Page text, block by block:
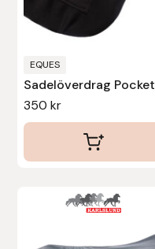
EQUES
Sadelöverdrag Pocket
350kr
Roeckl
Safehorse of Sweden
Saltverk